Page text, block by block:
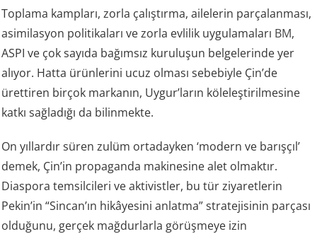
Toplama kampları, zorla çalıştırma, ailelerin parçalanması,
asimilasyon politikaları ve zorla evlilik uygulamaları BM,
ASPI ve çok sayıda bağımsız kuruluşun belgelerinde yer
alıyor. Hatta ürünlerini ucuz olması sebebiyle Çin’de
ürettiren birçok markanın, Uygur’ların köleleştirilmesine
katkı sağladığı da bilinmekte.
On yıllardır süren zulüm ortadayken ‘modern ve barışçıl’
demek, Çin’in propaganda makinesine alet olmaktır.
Diaspora temsilcileri ve aktivistler, bu tür ziyaretlerin
Pekin’in “Sincan’ın hikâyesini anlatma” stratejisinin parçası
olduğunu, gerçek mağdurlarla görüşmeye izin